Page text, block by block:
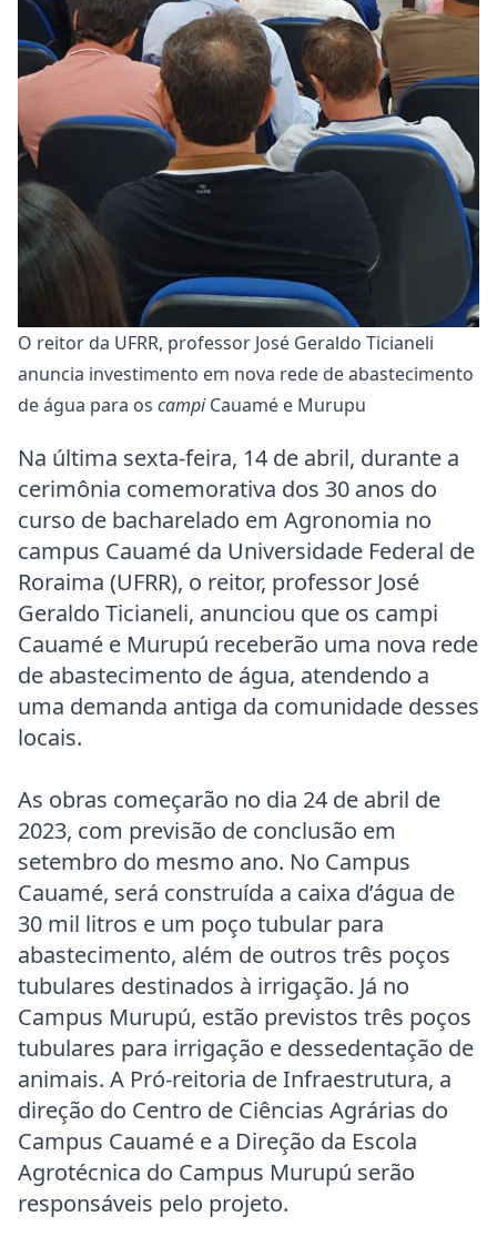
O reitor da UFRR, professor José Geraldo Ticianeli
anuncia investimento em nova rede de abastecimento
de água para os campiCauamé e Murupu
Na última sexta-feira, 14 de abril, durante a
cerimônia comemorativa dos 30 anos do
curso de bacharelado em Agronomia no
campus Cauamé da Universidade Federal de
Roraima (UFRR), o reitor, professor José
Geraldo Ticianeli, anunciou que os campi
Cauamé e Murupú receberão uma nova rede
de abastecimento de água, atendendo a
uma demanda antiga da comunidade desses
locais.
As obras começarão no dia 24 de abril de
2023, com previsão de conclusão em
setembro do mesmo ano. No Campus
Cauamé, será construída a caixa d’água de
30 mil litros e um poço tubular para
abastecimento, além de outros três poços
tubulares destinados à irrigação. Já no
Campus Murupú, estão previstos três poços
tubulares para irrigação e dessedentação de
animais. A Pró-reitoria de Infraestrutura, a
direção do Centro de Ciências Agrárias do
Campus Cauamé e a Direção da Escola
Agrotécnica do Campus Murupú serão
responsáveis pelo projeto.